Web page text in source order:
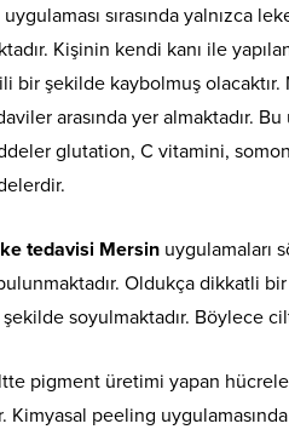
sırasında yalnızca
Kişinin kendi kanı ile
bir şekilde kaybolmuş
arasında yer almaktadır.
glutation, C vitamini,
tedavisi Mersin uygulamaları
Oldukça dikkatli
soyulmaktadır. Böylece
pigment üretimi yapan
peeling